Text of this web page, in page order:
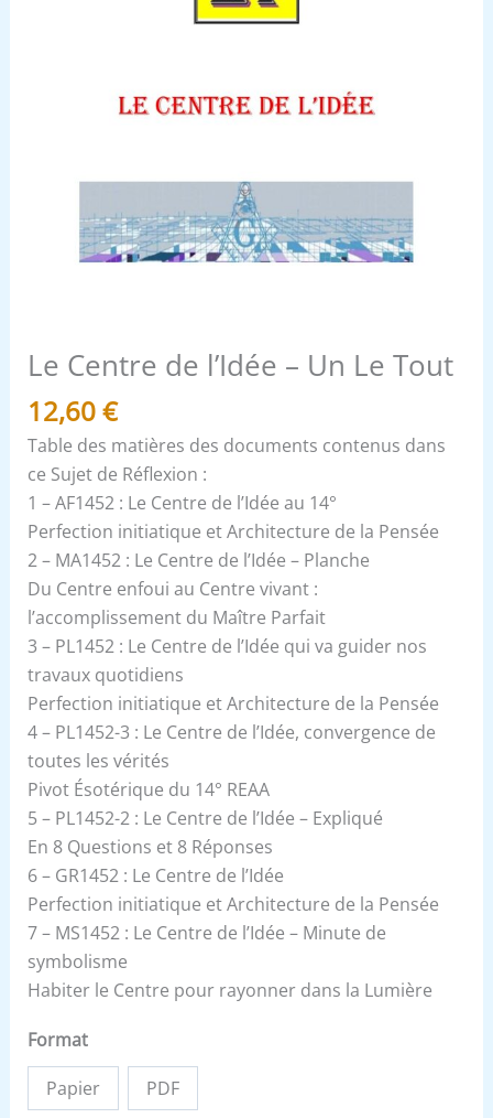
Le Centre de l’Idée – Un Le Tout
12,60€
Table des matières des documents contenus dans
ce Sujet de Réflexion :
1 – AF1452 : Le Centre de l’Idée au 14°
Perfection initiatique et Architecture de la Pensée
2 – MA1452 : Le Centre de l’Idée – Planche
Du Centre enfoui au Centre vivant :
l’accomplissement du Maître Parfait
3 – PL1452 : Le Centre de l’Idée qui va guider nos
travaux quotidiens
Perfection initiatique et Architecture de la Pensée
4 – PL1452-3 : Le Centre de l’Idée, convergence de
toutes les vérités
Pivot Ésotérique du 14° REAA
5 – PL1452-2 : Le Centre de l’Idée – Expliqué
En 8 Questions et 8 Réponses
6 – GR1452 : Le Centre de l’Idée
Perfection initiatique et Architecture de la Pensée
7 – MS1452 : Le Centre de l’Idée – Minute de
symbolisme
Habiter le Centre pour rayonner dans la Lumière
Format
Papier PDF